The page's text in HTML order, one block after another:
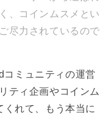
、コインムスメとい
尽力されているので
コミュニティの運営
ティ企画やコインム
くれて、もう本当に